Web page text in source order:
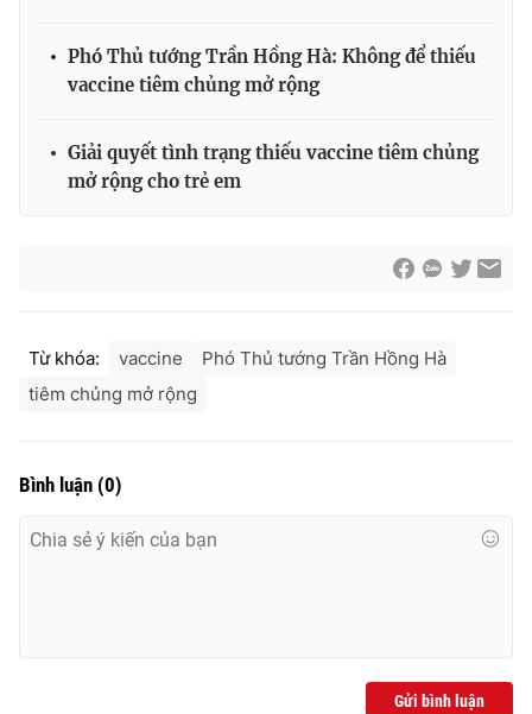
Email:toasoan@vtv.vn
Liên hệ quảng cáo:024-7300.7108
Phó Thủ tướng Trần Hồng Hà: Không để thiếu
vaccine tiêm chủng mở rộng
Giải quyết tình trạng thiếu vaccine tiêm chủng
mở rộng cho trẻ em
Từ khóa: vaccine
Phó Thủ tướng Trần Hồng Hà
tiêm chủng mở rộng
Bình luận (0)
Gửi bình luận